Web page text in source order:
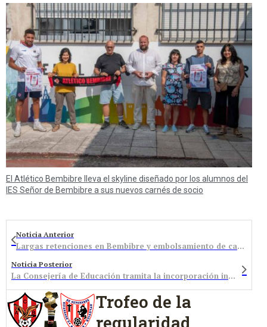
El Atlético Bembibre lleva el skyline diseñado por los alumnos del
IES Señor de Bembibre a sus nuevos carnés de socio
Noticia Anterior
Largas retenciones en Bembibre y embolsamiento de camiones, autobuses y articulados en el polígono de San Román por la nevada
Noticia Posterior
La Consejería de Educación tramita la incorporación inmediata de un profesor sustituto de matemáticas en el IES ‘El Señor de Bembibre’
Trofeo de la
regularidad